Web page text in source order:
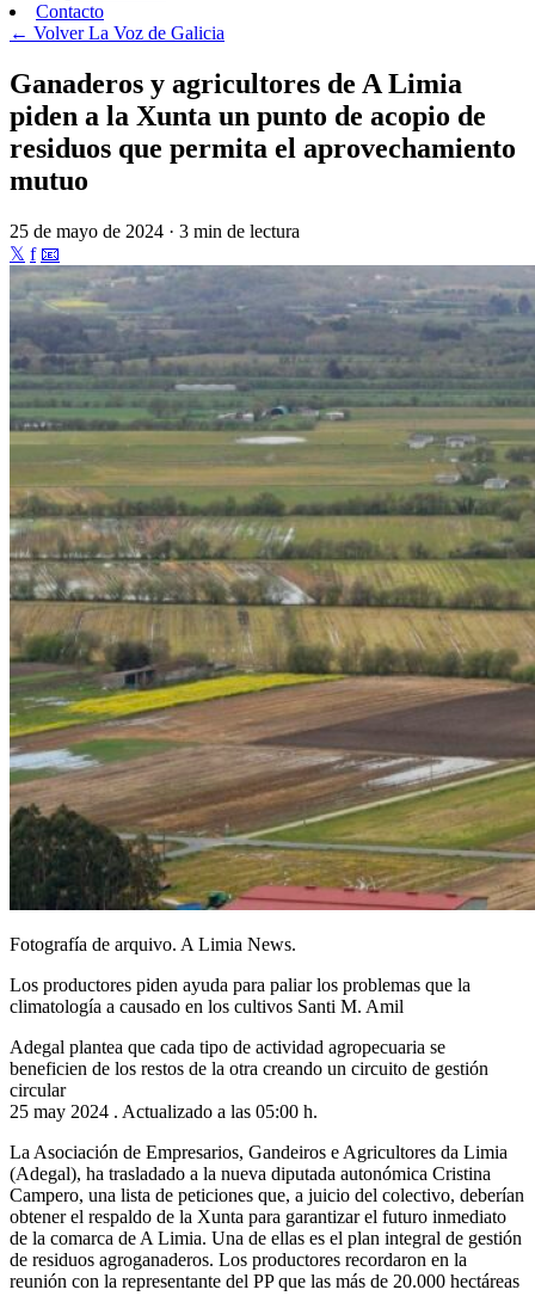
Contacto
← VolverLa Voz de Galicia
Ganaderos y agricultores de A Limia
piden a la Xunta un punto de acopio de
residuos que permita el aprovechamiento
mutuo
25 de mayo de 2024 · 3 min de lectura
𝕏 f 📧
Fotografía de arquivo. A Limia News.
Los productores piden ayuda para paliar los problemas que la
climatología a causado en los cultivos Santi M. Amil
Adegal plantea que cada tipo de actividad agropecuaria se
beneficien de los restos de la otra creando un circuito de gestión
circular
25 may 2024 . Actualizado a las 05:00 h.
La Asociación de Empresarios, Gandeiros e Agricultores da Limia
(Adegal), ha trasladado a la nueva diputada autonómica Cristina
Campero, una lista de peticiones que, a juicio del colectivo, deberían
obtener el respaldo de la Xunta para garantizar el futuro inmediato
de la comarca de A Limia. Una de ellas es el plan integral de gestión
de residuos agroganaderos. Los productores recordaron en la
reunión con la representante del PP que las más de 20.000 hectáreas